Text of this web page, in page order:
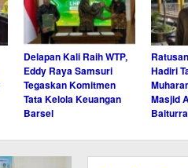
Delapan Kali Raih WTP,
Eddy Raya Samsuri
Tegaskan Komitmen
Tata Kelola Keuangan
Barsel
Hadiri
Masjid